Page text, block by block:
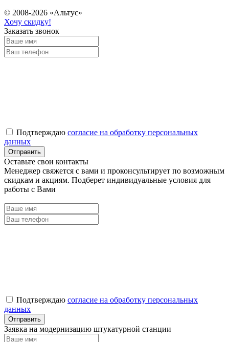
© 2008-2026 «Альтус»
Хочу скидку!
Заказать звонок
Подтверждаю согласие на обработку персональных
данных
Оставьте свои контакты
Менеджер свяжется с вами и проконсультирует по возможным
скидкам и акциям. Подберет индивидуальные условия для
работы с Вами
Подтверждаю согласие на обработку персональных
данных
Заявка на модернизацию штукатурной станции